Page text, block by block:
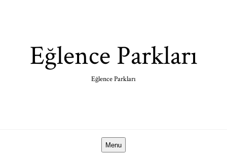
Eğlence Parkları
Eğlence Parkları
Menu